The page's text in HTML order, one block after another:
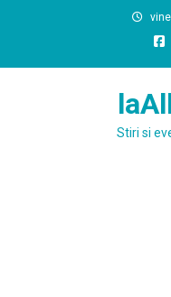
Stiri si